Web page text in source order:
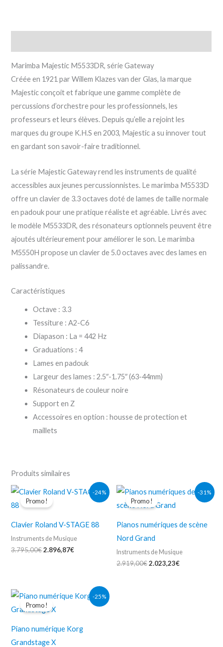
Marimba Majestic M5533DR, série Gateway
Créée en 1921 par Willem Klazes van der Glas, la marque
Majestic conçoit et fabrique une gamme complète de
percussions d’orchestre pour les professionnels, les
professeurs et leurs élèves. Depuis qu’elle a rejoint les
marques du groupe K.H.S en 2003, Majestic a su innover tout
en gardant son savoir-faire traditionnel.
La série Majestic Gateway rend les instruments de qualité
accessibles aux jeunes percussionnistes. Le marimba M5533D
offre un clavier de 3.3 octaves doté de lames de taille normale
en padouk pour une pratique réaliste et agréable. Livrés avec
le modèle M5533DR, des résonateurs optionnels peuvent être
ajoutés ultérieurement pour améliorer le son. Le marimba
M5550H propose un clavier de 5.0 octaves avec des lames en
palissandre.
Caractéristiques
Octave : 3.3
Tessiture : A2-C6
Diapason : La = 442 Hz
Graduations : 4
Lames en padouk
Largeur des lames : 2.5″-1.75″ (63-44mm)
Résonateurs de couleur noire
Support en Z
Accessoires en option : housse de protection et
maillets
Produits similaires
-24%
Promo !
Clavier Roland V-STAGE 88
Instruments de Musique
3.795,00€
Le
prix
initial
3.795,00€.
2.896,87€
Le
prix
2.896,87€.
-31%
Promo !
Pianos numériques de scène
Nord Grand
Instruments de Musique
2.919,00€
prix
initial
2.919,00€.
2.023,23€
prix
2.023,23€.
-25%
Promo !
Piano numérique Korg
Grandstage X
prix
initial
2.390,00€.
Le
prix
1.792,32€.